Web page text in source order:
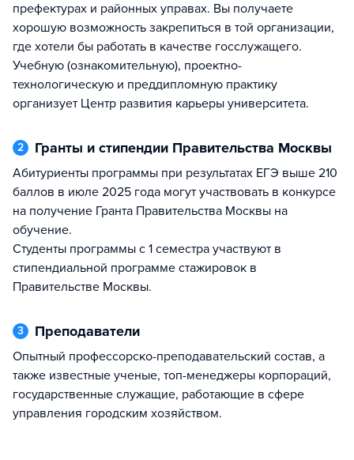
префектурах и районных управах. Вы получаете
хорошую возможность закрепиться в той организации,
где хотели бы работать в качестве госслужащего.
Учебную (ознакомительную), проектно-
технологическую и преддипломную практику
организует Центр развития карьеры университета.
2 Гранты и стипендии Правительства Москвы
Абитуриенты программы при результатах ЕГЭ выше 210
баллов в июле 2025 года могут участвовать в конкурсе
на получение Гранта Правительства Москвы на
обучение.
Студенты программы с 1 семестра участвуют в
стипендиальной программе стажировок в
Правительстве Москвы.
3 Преподаватели
Опытный профессорско-преподавательский состав, а
также известные ученые, топ-менеджеры корпораций,
государственные служащие, работающие в сфере
управления городским хозяйством.